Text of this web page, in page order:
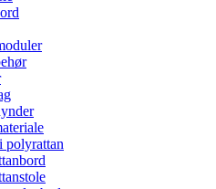
polyrattan